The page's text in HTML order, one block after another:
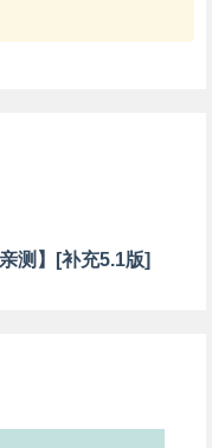
测】[补充5.1版]